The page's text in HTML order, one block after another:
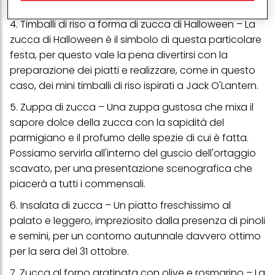
più di mare che di terra.
4.Timballi di riso a forma di zucca di Halloween– La
zucca di Halloween è il simbolo di questa particolare
festa, per questo vale la pena divertirsi con la
preparazione dei piatti e realizzare, come in questo
caso, dei mini timballi di riso ispirati a Jack O'Lantern.
5. Zuppa di zucca – Una zuppa gustosa che mixa il
sapore dolce della zucca con la sapidità del
parmigiano e il profumo delle spezie di cui è fatta.
Possiamo servirla all'interno del guscio dell'ortaggio
scavato, per una presentazione scenografica che
piacerà a tutti i commensali.
6. Insalata di zucca – Un piatto freschissimo al
palato e leggero, impreziosito dalla presenza di pinoli
e semini, per un contorno autunnale davvero ottimo
per la sera del 31 ottobre.
(rispettivamente dell'azienda per cui lavori) per) e su tale base
conservare le nostre informazioni sulle entità commerciali e
creare profili individuali su di te che potrebbero essere arricchiti
con dati ottenuti da terze parti e altri siti Web. Utilizziamo questi
profili per scopi di marketing personalizzato, in particolare per
visualizzare annunci pubblicitari che potrebbero interessarti
(basati, ad esempio, sui tuoi interessi identificati) su questo sito
web e altri media (di terzi) tramite i dispositivi assegnati a te o
delle campagne pubblicitarie.
Puoi trovare maggiori informazioni sul trattamento dei tuoi dati
nella nostra Informativa sulla protezione dei dati collegata nel piè
di pagina (Sezione "Cookie, Pixel, Impronte digitali e tecnologie
simili"). Puoi revocare il tuo consenso in qualsiasi momento con
effetto per il futuro disabilitando i cookie sul nostro sito web nella
sezione "Impostazioni cookie" collegata nel piè di pagina. Per
ulteriori informazioni sui cookie utilizzati su questo sito Web, in
particolare sul loro periodo di conservazione, consultare le
informazioni dettagliate su ciascun cookie disponibili facendo
clic su "modifica" di seguito".
Se fai clic su "Modifica" potrai trovare maggiori informazioni sul
trattamento dei tuoi dati / sull'uso dei cookie e consentirli per uno o